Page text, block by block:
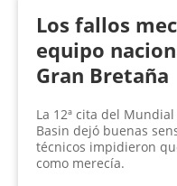
Los fallos
equipo
Gran Bretaña
La 12ª cita del
Basin dejó buenas
técnicos impidieron
como merecía.